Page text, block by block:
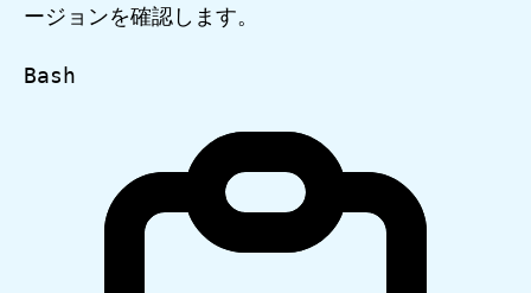
ージョンを確認します。
Bash